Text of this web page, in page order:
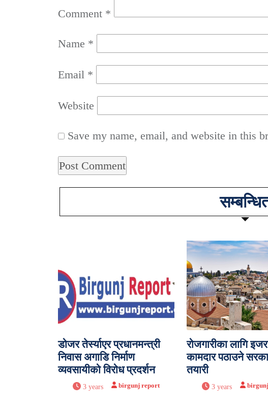
Comment *
Name *
Email *
Website
Save my name, email, and website in this
डोजर तेर्स्याएर प्रधानमन्त्री
निवास अगाडि निर्माण
व्यवसायीको विरोध प्रदर्शन
3 years birgunj report
रोजगारीका लागि
कामदार पठाउने
तयारी
3 years